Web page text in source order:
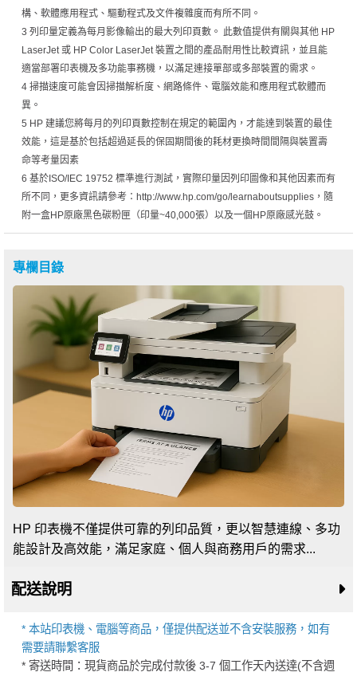
構、軟體應用程式、驅動程式及文件複雜度而有所不同。
3 列印量定義為每月影像輸出的最大列印頁數。 此數值提供有關與其他 HP
LaserJet 或 HP Color LaserJet 裝置之間的產品耐用性比較資訊，並且能
適當部署印表機及多功能事務機，以滿足連接單部或多部裝置的需求。
4 掃描速度可能會因掃描解析度、網路條件、電腦效能和應用程式軟體而
異。
5 HP 建議您將每月的列印頁數控制在規定的範圍內，才能達到裝置的最佳
效能，這是基於包括超過延長的保固期間後的耗材更換時間間隔與裝置壽
命等考量因素
6 基於ISO/IEC 19752 標準進行測試，實際印量因列印圖像和其他因素而有
所不同，更多資訊請參考：http://www.hp.com/go/learnaboutsupplies，隨
附一盒HP原廠黑色碳粉匣（印量~40,000張）以及一個HP原廠感光鼓。
專欄目錄
HP 印表機不僅提供可靠的列印品質，更以智慧連線、多功
能設計及高效能，滿足家庭、個人與商務用戶的需求...
配送說明
* 本站印表機、電腦等商品，僅提供配送並不含安裝服務，如有
需要請聯繫客服
* 寄送時間：現貨商品於完成付款後 3-7 個工作天內送達(不含週